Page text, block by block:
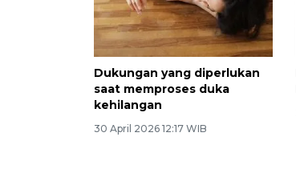
Dukungan yang diperlukan
saat memproses duka
kehilangan
30 April 2026 12:17 WIB